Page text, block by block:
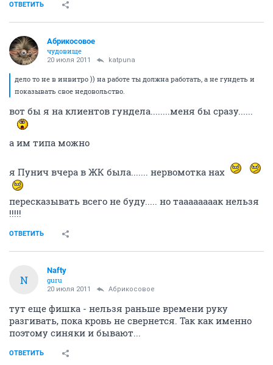
ОТВЕТИТЬ
Абрикосовое
чудовище
20 июля 2011 katpuna
дело то не в инвитро )) на работе ты должна работать, а не гундеть и
показывать свое недовольство.
вот бы я на клиентов гундела........меня бы сразу......
а им типа можно
я Пунич вчера в ЖК была....... нервомотка нах
пересказывать всего не буду..... но таааааааак нельзя
!!!!!
ОТВЕТИТЬ
N
Nafty
guru
20 июля 2011 Абрикосовое
тут еще фишка - нельзя раньше времени руку
разгивать, пока кровь не свернется. Так как именно
поэтому синяки и бывают...
ОТВЕТИТЬ